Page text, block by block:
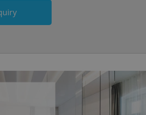
users of
information
preferences.